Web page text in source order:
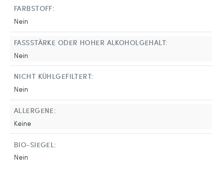
FARBSTOFF:
Nein
FASSSTÄRKE ODER HOHER ALKOHOLGEHALT:
Nein
NICHT KÜHLGEFILTERT:
Nein
ALLERGENE:
Keine
BIO-SIEGEL:
Nein